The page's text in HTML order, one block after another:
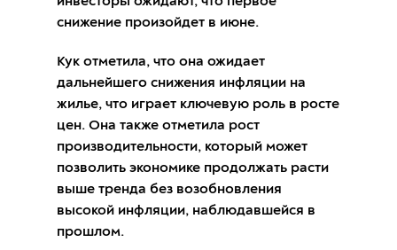
снижение произойдет в июне.
Кук отметила, что она ожидает
дальнейшего снижения инфляции на
жилье, что играет ключевую роль в росте
цен. Она также отметила рост
производительности, который может
позволить экономике продолжать расти
выше тренда без возобновления
высокой инфляции, наблюдавшейся в
прошлом.